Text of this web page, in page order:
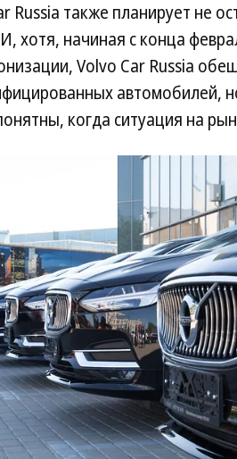
Russia также планирует не
хотя, начиная с конца
Volvo Car Russia
автомобилей,
когда ситуация на